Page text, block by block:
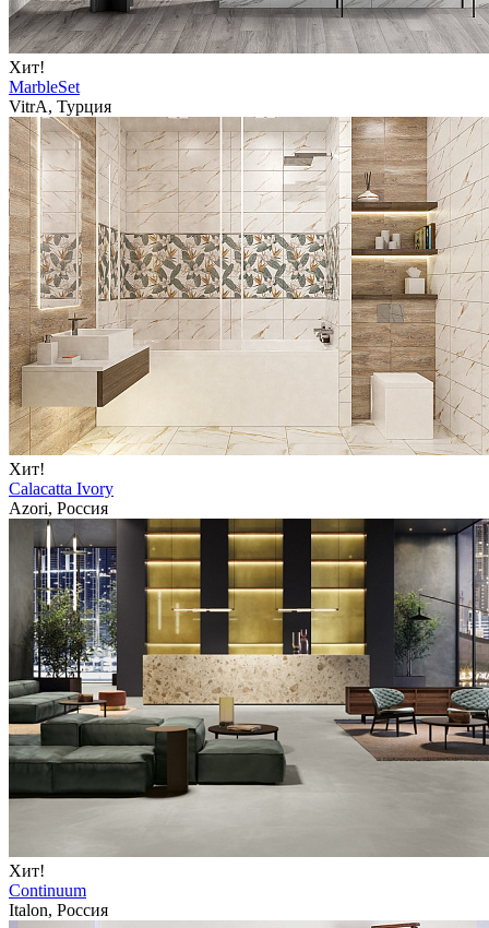
Хит!
MarbleSet
VitrA, Турция
Хит!
Calacatta Ivory
Azori, Россия
Хит!
Continuum
Italon, Россия